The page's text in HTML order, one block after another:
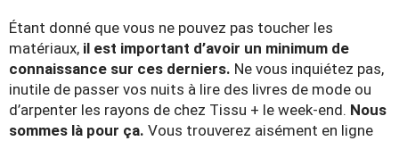
Étant donné que vous ne pouvez pas toucher les
matériaux, il est important d’avoir un minimum de
connaissance sur ces derniers. Ne vous inquiétez pas,
inutile de passer vos nuits à lire des livres de mode ou
d’arpenter les rayons de chez Tissu + le week-end. Nous
sommes là pour ça. Vous trouverez aisément en ligne